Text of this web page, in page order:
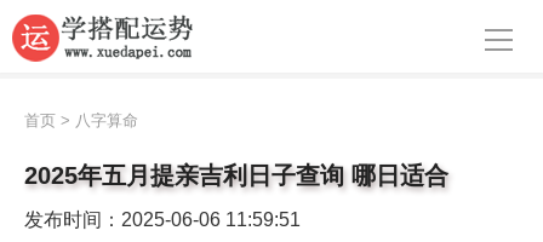
导航
生肖运势
首页 > 八字算命
2025年五月提亲吉利日子查询 哪日适合
发布时间：2025-06-06 11:59:51